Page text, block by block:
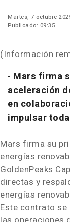
Martes, 7 octubre
Publicado: 09:35
(Información
- Mars firma
aceleración
en
impulsar
Mars firma su
energías
GoldenPeaks
directas y
energías
Este contrato